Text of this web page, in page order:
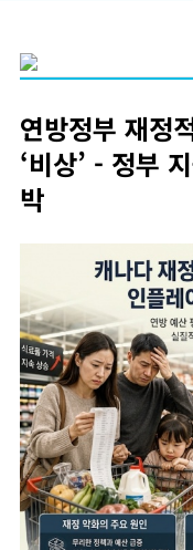
연방정부 재정
‘비상’ - 정부
박